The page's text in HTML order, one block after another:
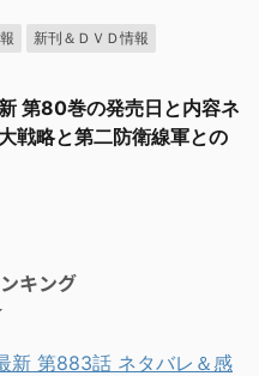
新刊＆ＤＶＤ情報
第80巻の発売日と内容ネ
戦略と第二防衛線軍との
キング
新 第883話 ネタバレ＆感